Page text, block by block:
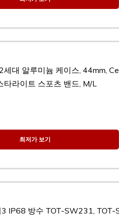
대 알루미늄 케이스, 44mm,
타라이트 스포츠 밴드, M/L
최저가 보기
3 IP68 방수 TOT-SW231,